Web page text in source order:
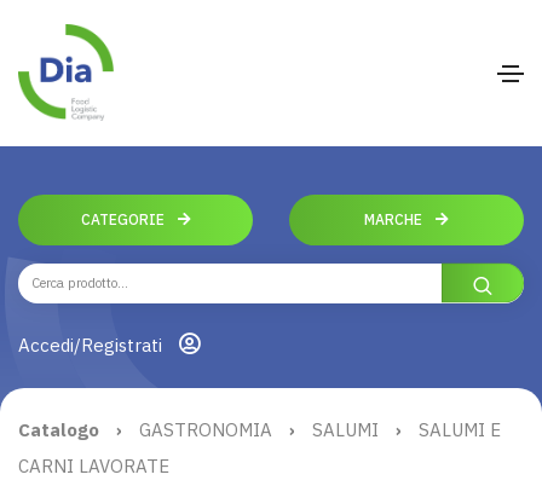
CATEGORIE MARCHE
Accedi/Registrati
Catalogo › GASTRONOMIA › SALUMI ›
SALUMI E
CARNI LAVORATE